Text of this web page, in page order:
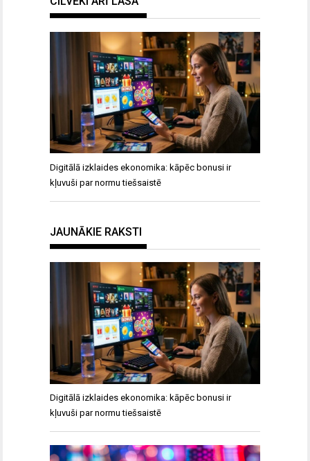
Digitālā izklaides ekonomika: kāpēc bonusi ir
kļuvuši par normu tiešsaistē
JAUNĀKIE RAKSTI
Digitālā izklaides ekonomika: kāpēc bonusi ir
kļuvuši par normu tiešsaistē